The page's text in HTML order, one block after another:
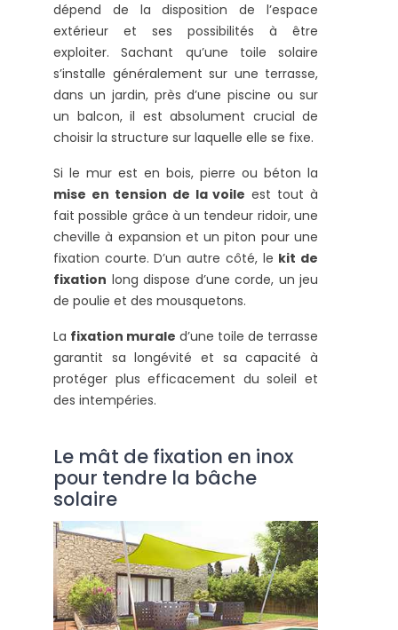
dépend de la disposition de l’espace
extérieur et ses possibilités à être
exploiter. Sachant qu’une toile solaire
s’installe généralement sur une terrasse,
dans un jardin, près d’une piscine ou sur
un balcon, il est absolument crucial de
choisir la structure sur laquelle elle se fixe.
Si le mur est en bois, pierre ou béton la
mise en tension de la voile est tout à
fait possible grâce à un tendeur ridoir, une
cheville à expansion et un piton pour une
fixation courte. D’un autre côté, le kit de
fixation long dispose d’une corde, un jeu
de poulie et des mousquetons.
La fixation murale d’une toile de terrasse
garantit sa longévité et sa capacité à
protéger plus efficacement du soleil et
des intempéries.
Le mât de fixation en inox
pour tendre la bâche
solaire